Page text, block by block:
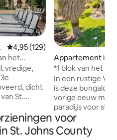
Gemiddelde beoordeling van
4,95 (129)
het
golf
vredige,
dicht
St.
een
en een
open is
Appartement in
ne
*1 blok van het
naar het centrum
In een rustige
is deze bungalow
vorige eeuw met
paradijs voor
slechts een
van de mooiste
die Florida te
voor
St. Johns County